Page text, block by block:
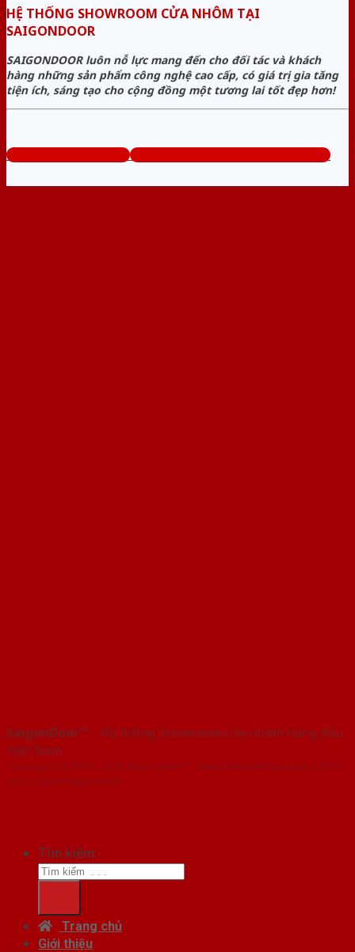
HỆ THỐNG SHOWROOM CỬA NHÔM TẠI
SAIGONDOOR
SAIGONDOOR luôn nỗ lực mang đến cho đối tác và khách
hàng những sản phẩm công nghệ cao cấp, có giá trị gia tăng
tiện ích, sáng tạo cho cộng đồng một tương lai tốt đẹp hơn!
www.bancuanhom.com Tổng đài tư vấn miễn phí: 0824.400.400
SaigonDoor™ - Hệ thống Showroom cửa nhôm hàng đầu
Việt Nam
Copyright ⓒ 2016 – 2026 SaigonDoor™ - www.bancuanhom.com | Đơn
vị chủ quản SaigonDoor
Tìm kiếm:
Trang chủ
Giới thiệu